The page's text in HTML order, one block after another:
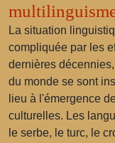
La situation
compliquée par les
dernières
du monde se sont
lieu à l'émergence
culturelles. Les
le serbe, le turc, le